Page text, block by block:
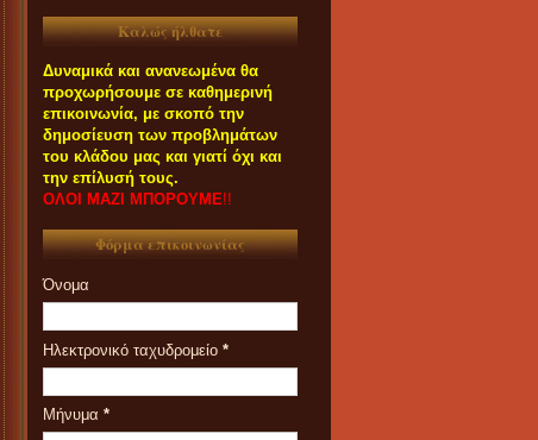
Καλώς ήλθατε
Δυναμικά και ανανεωμένα θα
προχωρήσουμε σε καθημερινή
επικοινωνία, με σκοπό την
δημοσίευση των προβλημάτων
του κλάδου μας και γιατί όχι και
την επίλυσή τους.
ΟΛΟΙ ΜΑΖΙ ΜΠΟΡΟΥΜΕ!!
Φόρμα επικοινωνίας
Όνομα
Ηλεκτρονικό ταχυδρομείο *
Μήνυμα *